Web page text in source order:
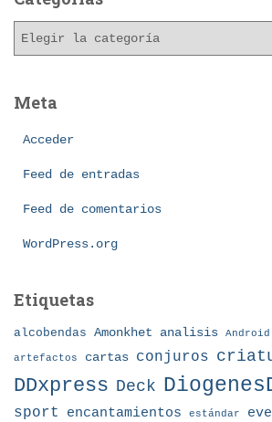
o
g
Meta
Acceder
Feed de entradas
Feed de comentarios
WordPress.org
Etiquetas
alcobendas Amonkhet analisis Android
artefactos cartas conjuros
DDxpress Deck
sport
encantamientos estándar